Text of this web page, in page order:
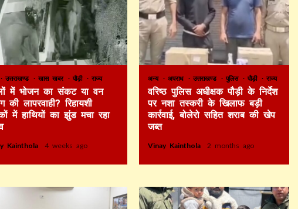
उत्तराखण्ड खास खबर पौड़ी राज्य
में भोजन का संकट या वन
की लापरवाही? रिहायशी
में हाथियों का झुंड मचा रहा
Kainthola 4 weeks ago
अन्य अपराध उत्तराखण्ड पुलिस पौड़ी राज्य
वरिष्ठ पुलिस अधीक्षक पौड़ी के निर्देश
पर नशा तस्करी के खिलाफ बड़ी
कार्रवाई, बोलेरो सहित शराब की खेप
जब्त
Vinay Kainthola 2 months ago